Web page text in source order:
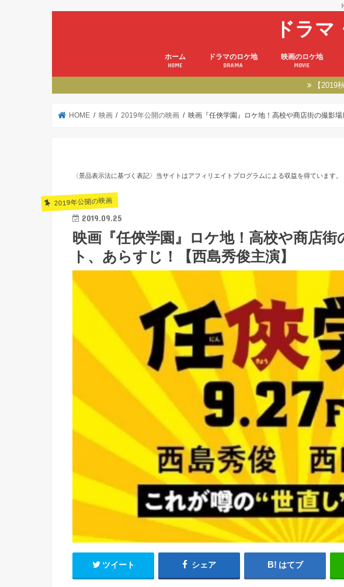
ドラマ
ホーム
HOME
ドラマのロケ地
DRAMA
映画のロケ地
MOVIE
【2019
HOME 映画 2019年公開の映画 映画『任俠学園』ロケ地！高校や商店街の撮影
〈景品表示法に基づく表記〉当サイトはアフィリエイトプログラムによる収益を得ています。
2019年公開の映画
2019.09.25
映画『任俠学園』ロケ地！高校や商店街
ト、あらすじ！【西島秀俊主演】
ツイート シェア はてブ